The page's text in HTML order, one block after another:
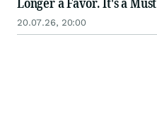
20.07.26, 20:00